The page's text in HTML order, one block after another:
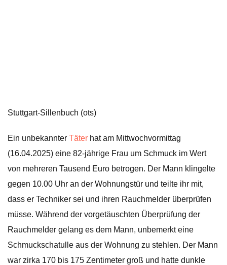
Stuttgart-Sillenbuch (ots)
Ein unbekannter Täter hat am Mittwochvormittag
(16.04.2025) eine 82-jährige Frau um Schmuck im Wert
von mehreren Tausend Euro betrogen. Der Mann klingelte
gegen 10.00 Uhr an der Wohnungstür und teilte ihr mit,
dass er Techniker sei und ihren Rauchmelder überprüfen
müsse. Während der vorgetäuschten Überprüfung der
Rauchmelder gelang es dem Mann, unbemerkt eine
Schmuckschatulle aus der Wohnung zu stehlen. Der Mann
war zirka 170 bis 175 Zentimeter groß und hatte dunkle